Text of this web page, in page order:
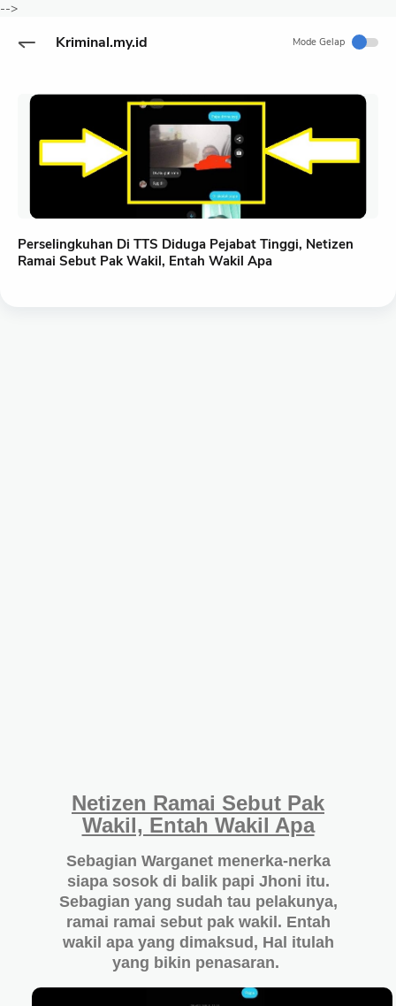
-->
Kriminal.my.id Mode Gelap
Perselingkuhan Di TTS Diduga Pejabat Tinggi, Netizen
Ramai Sebut Pak Wakil, Entah Wakil Apa
Netizen Ramai Sebut Pak
Wakil, Entah Wakil Apa
Sebagian Warganet menerka-nerka
siapa sosok di balik papi Jhoni itu.
Sebagian yang sudah tau pelakunya,
ramai ramai sebut pak wakil. Entah
wakil apa yang dimaksud, Hal itulah
yang bikin penasaran.